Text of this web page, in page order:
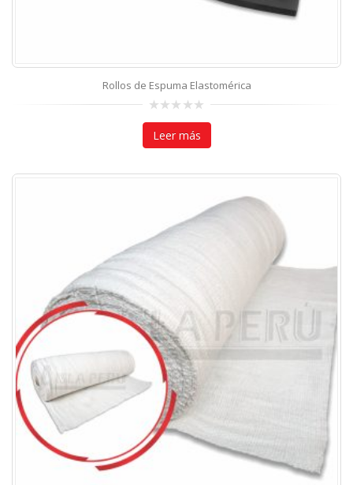
Rollos de Espuma Elastomérica
0
out
5
Leer más